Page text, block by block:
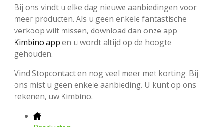
Bij ons vindt u elke dag nieuwe aanbiedingen voor
meer producten. Als u geen enkele fantastische
verkoop wilt missen, download dan onze app
Kimbino app en u wordt altijd op de hoogte
gehouden.
Vind Stopcontact en nog veel meer met korting. Bij
ons mist u geen enkele aanbieding. U kunt op ons
rekenen, uw Kimbino.